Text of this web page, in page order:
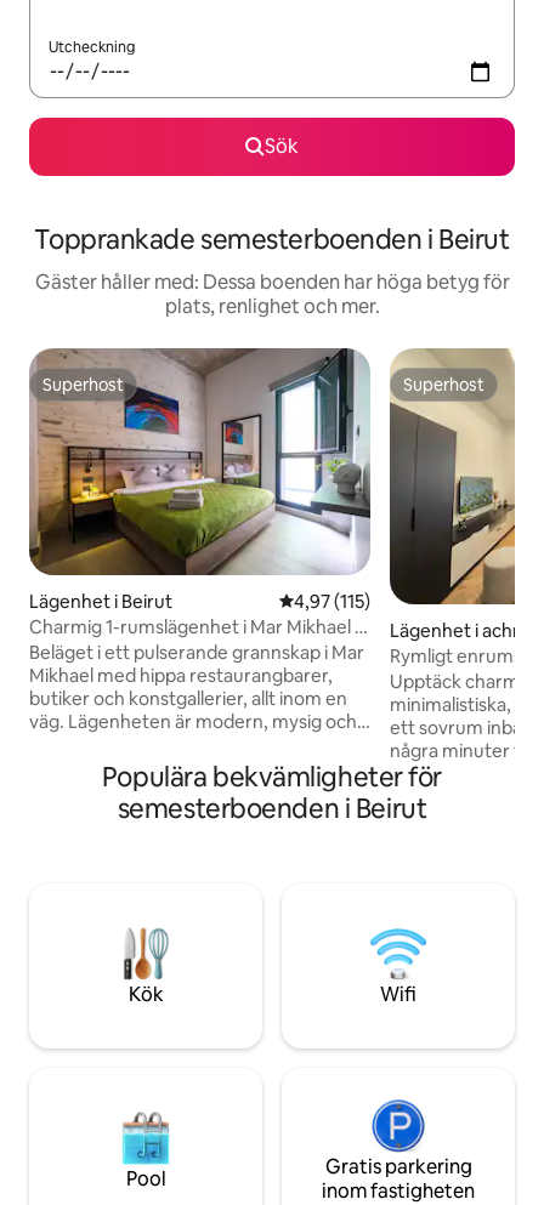
Utcheckning
Sök
Topprankade semesterboenden i Beirut
Gäster håller med: Dessa boenden har höga betyg för
plats, renlighet och mer.
Superhost
Superhost
Lägenhet i Beirut 4,97 av 5 i genomsnittligt
4,97 (115)
Charmig 1-rumslägenhet i Mar Mikhael –
101
Beläget i ett pulserande grannskap i Mar
Mikhael med hippa restaurangbarer,
butiker och konstgallerier, allt inom en
väg. Lägenheten är modern, mysig och
dina matvaror levererade eller gå till
Grab'n' Go precis runt hörnet.
Sursokmuseet ligger inom 15 minuters
kustarenan där du kan ta en promenad
Superhost
Superhost
Lägenhet i
Rymligt
Achrafieh
Upptäck
minimalistiska,
ett sovrum
några minuter
grannskapet Mar
tredje våningen i
timmars
apparater rymda
Observera att det
eller dedikerad
Populära bekvämligheter för
semesterboenden i Beirut
Kök Wifi
Pool
Gratis parkering
inom fastigheten